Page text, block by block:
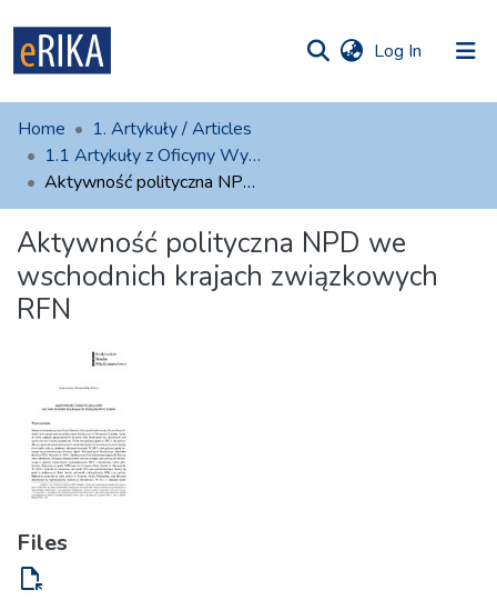
Log In (current)
UAFM
Information
For authors
Help
Contact
Home
1. Artykuły / Articles
1.1 Artykuły z Oficyny Wydawniczej AFM
Aktywność polityczna NPD we wschodnich krajach związkowych RFN
Aktywność polityczna NPD we
wschodnich krajach związkowych
RFN
Files
file_open